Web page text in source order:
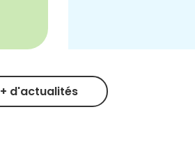
+ d'actualités